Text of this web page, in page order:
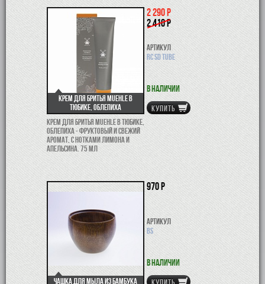
Крем для бритья Muehle в
тюбике, Облепиха
Крем для бритья Muehle в тюбике,
Облепиха - фруктовый и свежий
аромат, с нотками лимона и
апельсина. 75 мл
2 290 р
2 410 р
Артикул
RC SD TUBE
В наличии
КУПИТЬ
Чашка для мыла из бамбука
970 р
Артикул
BS
В наличии